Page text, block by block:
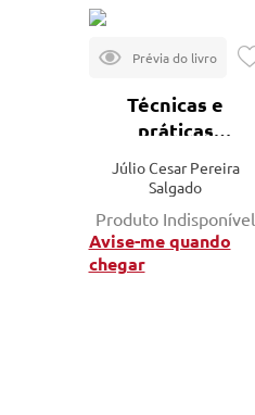
Técnicas e
práticas
construtivas da
implantação ao
acabamento
Júlio Cesar Pereira
Salgado
Produto Indisponível
Avise-me quando
chegar